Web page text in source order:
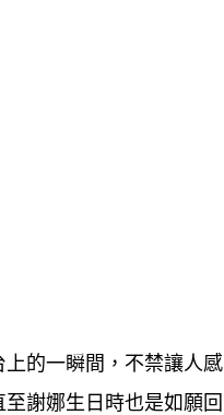
的一瞬間，不禁讓人感
謝娜生日時也是如願回